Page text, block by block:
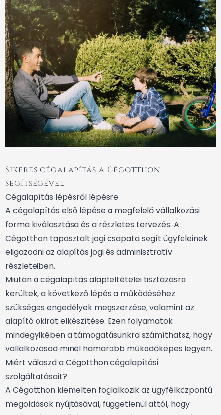
Sikeres cégalapítás a Cégotthon
segítségével
Cégalapítás lépésről lépésre
A cégalapítás első lépése a megfelelő vállalkozási
forma kiválasztása és a részletes tervezés. A
Cégotthon tapasztalt jogi csapata segít ügyfeleinek
eligazodni az alapítás jogi és adminisztratív
részleteiben.
Miután a cégalapítás alapfeltételei tisztázásra
kerültek, a következő lépés a működéséhez
szükséges engedélyek megszerzése, valamint az
alapító okirat elkészítése. Ezen folyamatok
mindegyikében a támogatásunkra számíthatsz, hogy
vállalkozásod minél hamarabb működőképes legyen.
Miért válaszd a Cégotthon cégalapítási
szolgáltatásait?
A Cégotthon kiemelten foglalkozik az ügyfélközpontú
megoldások nyújtásával, függetlenül attól, hogy